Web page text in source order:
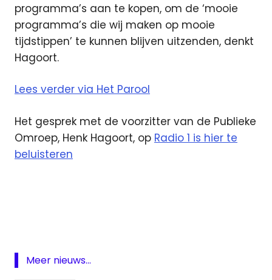
programma’s aan te kopen, om de ‘mooie
programma’s die wij maken op mooie
tijdstippen’ te kunnen blijven uitzenden, denkt
Hagoort.
Lees verder via Het Parool
Het gesprek met de voorzitter van de Publieke
Omroep, Henk Hagoort, op Radio 1 is hier te
beluisteren
Omroep
Meer nieuws...